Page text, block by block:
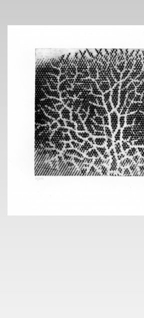
VÝSLEDKY AUKCE V PDF
AUKCE
ONLINE + SÁLOVÁ AUKCE
KAVÁRNA POŠTA
nám. Dr. E. Beneše 584/24, Liberec 1
sobota 23.11.2024
od 14.30 h
VÝSTAVA
KAVÁRNA POŠTA
nám. Dr. E. Beneše 584/24, Liberec 1
VERNISÁŽ